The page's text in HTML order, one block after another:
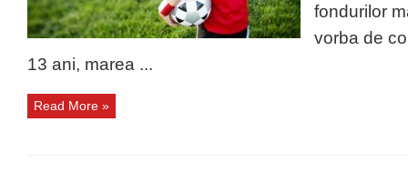
fondurilor
vorba de
13 ani, marea ...
Read More »